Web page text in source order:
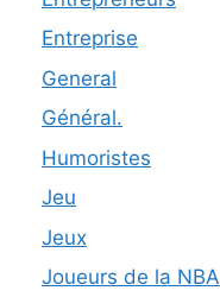
Entreprise
General
Général.
Humoristes
Jeu
Jeux
Joueurs de la NBA